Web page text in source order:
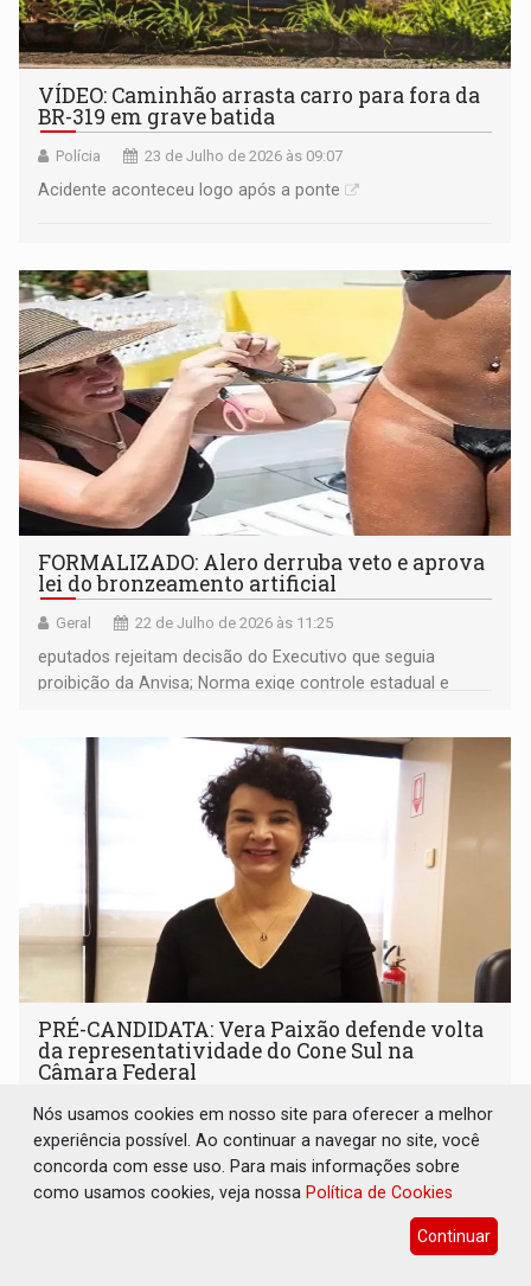
VÍDEO: Caminhão arrasta carro para fora da
BR-319 em grave batida
Polícia 23 de Julho de 2026 às 09:07
Acidente aconteceu logo após a ponte
FORMALIZADO: Alero derruba veto e aprova
lei do bronzeamento artificial
Geral 22 de Julho de 2026 às 11:25
eputados rejeitam decisão do Executivo que seguia
proibição da Anvisa; Norma exige controle estadual e
PRÉ-CANDIDATA: Vera Paixão defende volta
da representatividade do Cone Sul na
Câmara Federal
Eleições 2026 21 de Julho de 2026 às 12:30
Segundo ela, a região está há mais de uma década sem
um parlamentar federal
Nós usamos cookies em nosso site para oferecer a melhor
experiência possível. Ao continuar a navegar no site, você
concorda com esse uso. Para mais informações sobre
como usamos cookies, veja nossa Política de Cookies
Continuar